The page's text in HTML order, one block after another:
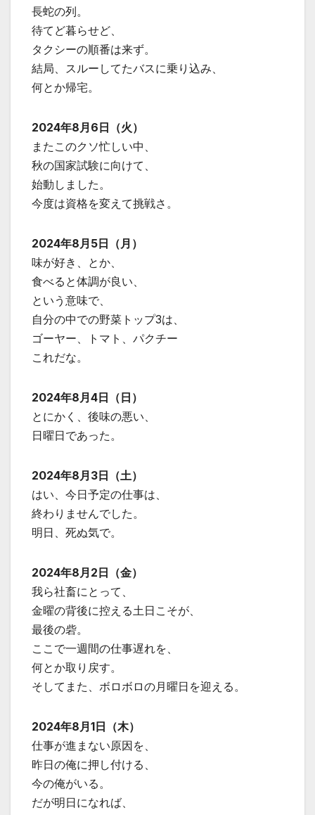
長蛇の列。
待てど暮らせど、
タクシーの順番は来ず。
結局、スルーしてたバスに乗り込み、
何とか帰宅。
2024年8月6日（火）
またこのクソ忙しい中、
秋の国家試験に向けて、
始動しました。
今度は資格を変えて挑戦さ。
2024年8月5日（月）
味が好き、とか、
食べると体調が良い、
という意味で、
自分の中での野菜トップ3は、
ゴーヤー、トマト、パクチー
これだな。
2024年8月4日（日）
とにかく、後味の悪い、
日曜日であった。
2024年8月3日（土）
はい、今日予定の仕事は、
終わりませんでした。
明日、死ぬ気で。
2024年8月2日（金）
我ら社畜にとって、
金曜の背後に控える土日こそが、
最後の砦。
ここで一週間の仕事遅れを、
何とか取り戻す。
そしてまた、ボロボロの月曜日を迎える。
2024年8月1日（木）
仕事が進まない原因を、
昨日の俺に押し付ける、
今の俺がいる。
だが明日になれば、